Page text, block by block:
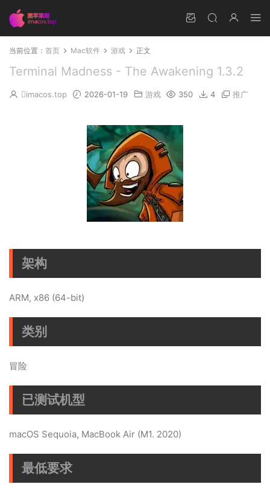
当前位置： 首页 Mac软件 游戏 正文
Terminal Madness - The Awakening 1.3.2
imacos.top 2026-01-19 游戏 350 4 推广
架构
ARM, x86 (64-bit)
类别
冒险
已测试机型
macOS Sequoia, MacBook Air (M1. 2020)
最低要求